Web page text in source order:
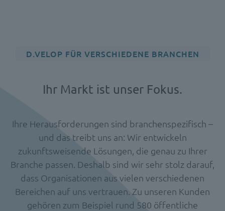
D.VELOP FÜR VERSCHIEDENE BRANCHEN
Ihr Markt ist unser Fokus.
Ihre Herausforderungen sind branchenspezifisch –
und das treibt uns an: Wir entwickeln
zukunftsweisende Lösungen, die genau zu Ihrer
Branche passen. Deshalb sind wir sehr stolz darauf,
dass Organisationen aus vielen verschiedenen
Bereichen auf uns vertrauen. Zu unseren Kunden
gehören zum Beispiel rund 580 öffentliche